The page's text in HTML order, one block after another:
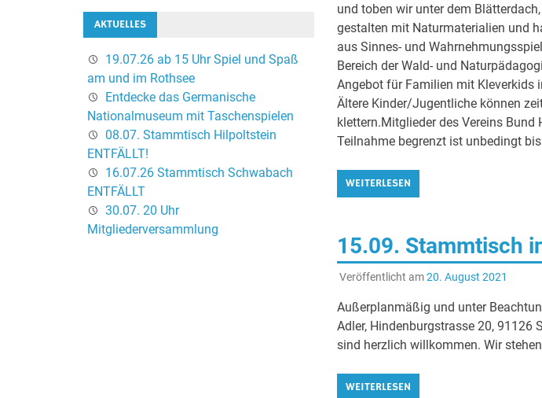
und toben wir unter dem
gestalten mit Naturmaterialien und
aus Sinnes- und
Bereich der Wald- und
Angebot für Familien mit Kleverkids
Ältere Kinder/Jugentliche können
klettern.Mitglieder des Vereins
Teilnahme begrenzt ist unbedingt
WEITERLESEN
15.09. Stammtisch
Veröffentlicht am20. August 2021
Außerplanmäßig und unter
Adler, Hindenburgstrasse 20, 91126
sind herzlich willkommen. Wir
WEITERLESEN
AKTUELLES
19.07.26 ab 15 Uhr Spiel und Spaß
am und im Rothsee
Entdecke das Germanische
Nationalmuseum mit Taschenspielen
08.07. Stammtisch Hilpoltstein
ENTFÄLLT!
16.07.26 Stammtisch Schwabach
ENTFÄLLT
30.07. 20 Uhr
Mitgliederversammlung